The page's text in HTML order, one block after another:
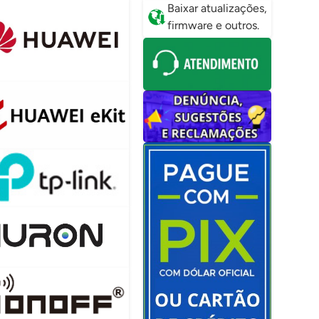
Baixar atualizações,
firmware e outros.